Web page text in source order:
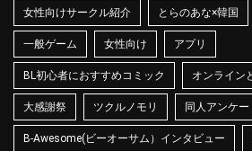
女性向けサークル紹介 とらのあな×韓国
一般ゲーム 女性向け アプリ
BL初心者におすすめコミック オンライン
大感謝祭 ツクルノモリ 同人アンケー
B-Awesome(ビーオーサム）インタビュー